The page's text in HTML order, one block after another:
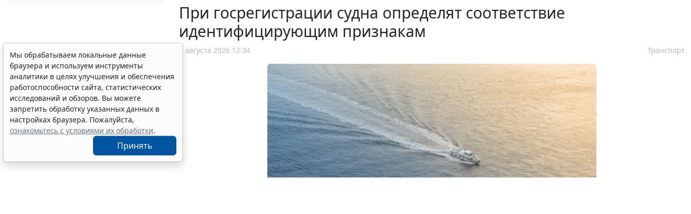
При госрегистрации судна определят соответствие
идентифицирующим признакам
7 августа 2026 12:34 Транспорт
Мы обрабатываем локальные данные
браузера и используем инструменты
аналитики в целях улучшения и обеспечения
работоспособности сайта, статистических
исследований и обзоров. Вы можете
запретить обработку указанных данных в
настройках браузера. Пожалуйста,
ознакомьтесь с условиями их обработки.
Принять